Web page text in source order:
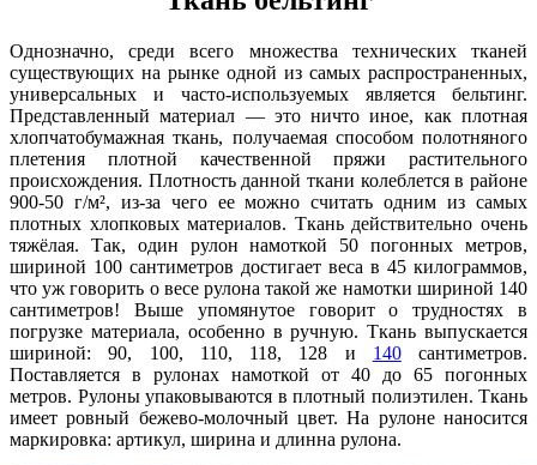
Однозначно, среди всего множества технических тканей
существующих на рынке одной из самых распространенных,
универсальных и часто-используемых является бельтинг.
Представленный материал — это ничто иное, как плотная
хлопчатобумажная ткань, получаемая способом полотняного
плетения плотной качественной пряжи растительного
происхождения. Плотность данной ткани колеблется в районе
900-50 г/м², из-за чего ее можно считать одним из самых
плотных хлопковых материалов. Ткань действительно очень
тяжёлая. Так, один рулон намоткой 50 погонных метров,
шириной 100 сантиметров достигает веса в 45 килограммов,
что уж говорить о весе рулона такой же намотки шириной 140
сантиметров! Выше упомянутое говорит о трудностях в
погрузке материала, особенно в ручную. Ткань выпускается
шириной: 90, 100, 110, 118, 128 и 140сантиметров.
Поставляется в рулонах намоткой от 40 до 65 погонных
метров. Рулоны упаковываются в плотный полиэтилен. Ткань
имеет ровный бежево-молочный цвет. На рулоне наносится
маркировка: артикул, ширина и длинна рулона.